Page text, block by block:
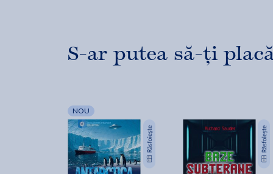
S-ar putea să-ți
NOU